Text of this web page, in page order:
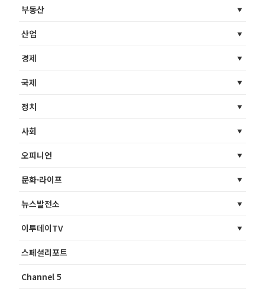
부동산
산업
경제
국제
정치
사회
오피니언
문화·라이프
뉴스발전소
이투데이TV
스페셜리포트
Channel 5